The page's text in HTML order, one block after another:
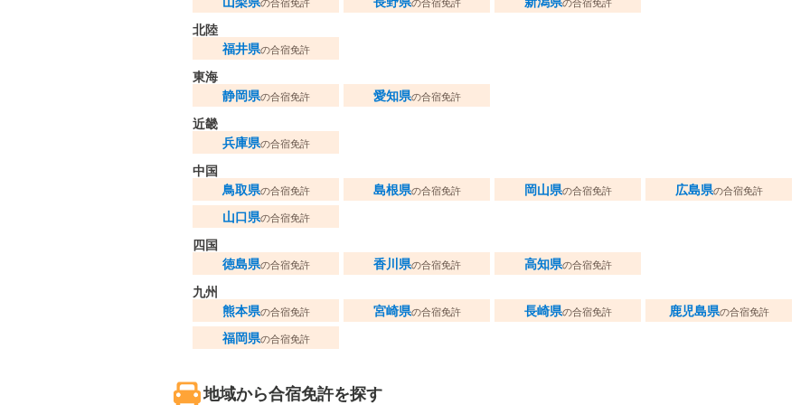
の合宿免許 の合宿免許 の合宿免許
北陸
福井県の合宿免許
東海
静岡県の合宿免許 愛知県の合宿免許
近畿
兵庫県の合宿免許
中国
鳥取県の合宿免許 島根県の合宿免許 岡山県の合宿免許 広島県の合宿免許
山口県の合宿免許
四国
徳島県の合宿免許 香川県の合宿免許 高知県の合宿免許
九州
熊本県の合宿免許 宮崎県の合宿免許 長崎県の合宿免許 鹿児島県の合宿免許
福岡県の合宿免許
地域から合宿免許を探す